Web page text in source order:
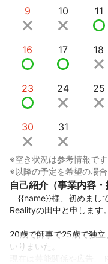
9 10 11
16 17 18
23 24 25
30 31
※空き状況は参考情報で
※以降の予定を希望の場
自己紹介（事業内容・
{{name}}様、初めまして
Realityの田中と申します。
20歳で師事で25歳で独
いりまいた。